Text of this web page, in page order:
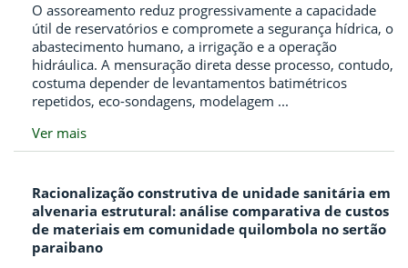
O assoreamento reduz progressivamente a capacidade
útil de reservatórios e compromete a segurança hídrica, o
abastecimento humano, a irrigação e a operação
hidráulica. A mensuração direta desse processo, contudo,
costuma depender de levantamentos batimétricos
repetidos, eco-sondagens, modelagem ...
Ver mais
Racionalização construtiva de unidade sanitária em
alvenaria estrutural: análise comparativa de custos
de materiais em comunidade quilombola no sertão
paraibano